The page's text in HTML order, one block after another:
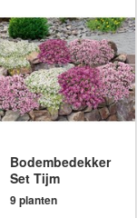
Bodembedekker
Set Tijm
9 planten